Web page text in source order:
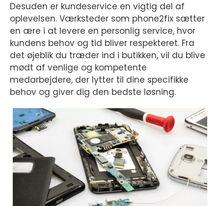
Desuden er kundeservice en vigtig del af
oplevelsen. Værksteder som phone2fix sætter
en ære i at levere en personlig service, hvor
kundens behov og tid bliver respekteret. Fra
det øjeblik du træder ind i butikken, vil du blive
mødt af venlige og kompetente
medarbejdere, der lytter til dine specifikke
behov og giver dig den bedste løsning.